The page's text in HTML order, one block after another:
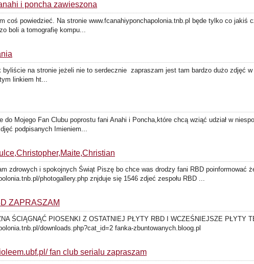
i poncha zawieszona
coś powiedzieć. Na stronie www.fcanahiyponchapolonia.tnb.pl będe tylko co jakiś
boli a tomografię kompu...
byliście na stronie jeżeli nie to serdecznie zapraszam jest tam bardzo dużo zdjęć
linkiem ht...
do Mojego Fan Clubu poprostu fani Anahi i Poncha,które chcą wziąć udział w
podpisanych Imieniem...
zdrowych i spokojnych Świąt Piszę bo chce was drodzy fani RBD poinformować
photogallery.php znjduje się 1546 zdjeć zespołu RBD ...
ZAPRASZAM
ŚCIĄGNĄĆ PIOSENKI Z OSTATNIEJ PŁYTY RBD I WCZEŚNIEJSZE PŁYTY
downloads.php?cat_id=2 fanka-zbuntowanych.bloog.pl
fan club serialu zapraszam